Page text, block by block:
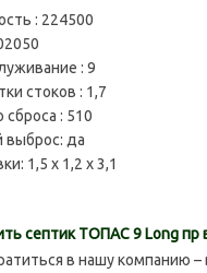
: 224500
: 9
стоков : 1,7
: 510
выброс: да
1,5 x 1,2 x 3,1
септик ТОПАС 9 Long пр
в нашу компанию –